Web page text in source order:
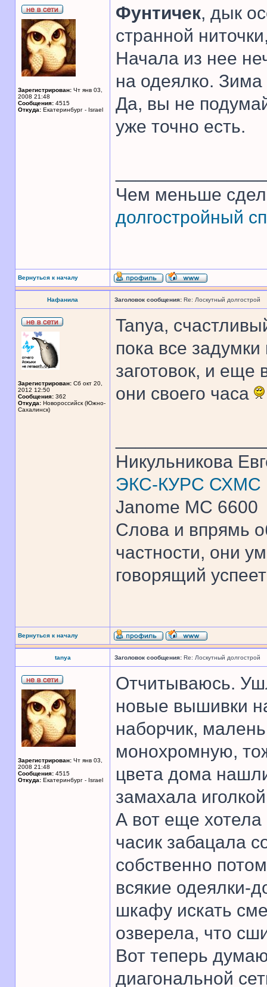
Зарегистрирован: Чт янв 03,
2008 21:48
Сообщения: 4515
Откуда: Екатеринбург - Israel
Фунтичек, дык
странной
Начала из нее
на одеялко.
Да, вы не
уже точно есть.
Чем меньше
долгостройный
Вернуться к началу
Нафанила Заголовок сообщения: Re: Лоскутный долгострой
Зарегистрирован: Сб окт 20,
2012 12:50
Сообщения: 362
Откуда: Новороссийск (Южно-
Сахалинск)
Tanya,
пока все
заготовок, и
они своего часа
Никульникова
ЭКС-КУРС СХМС
Janome MC 6600
Слова и впрямь
частности, они
говорящий
Вернуться к началу
tanya Заголовок сообщения: Re: Лоскутный долгострой
Зарегистрирован: Чт янв 03,
2008 21:48
Сообщения: 4515
Откуда: Екатеринбург - Israel
Отчитываюсь.
новые вышивки
наборчик,
монохромную,
цвета дома
замахала
А вот еще хотела
часик забацала
собственно
всякие одеялки-
шкафу искать
озверела, что
Вот теперь
диагональной